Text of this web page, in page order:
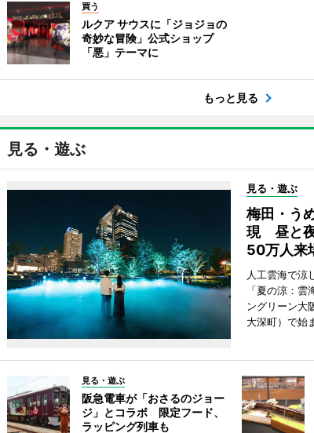
買う
ルクア サウスに「ジョジョの
奇妙な冒険」公式ショップ
「悪」テーマに
もっと見る
見る・遊ぶ
見る・遊ぶ
梅田・う
現 昼と夜
50万人来
人工雲海で涼
「夏の涼：
ングリーン大
大深町）で始
見る・遊ぶ
阪急電車が「おさるのジョー
ジ」とコラボ 限定フード、
ラッピング列車も